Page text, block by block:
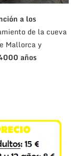
a los
de la cueva
Mallorca y
años